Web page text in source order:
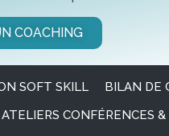
COACHING
SOFT SKILL BILAN DE
ATELIERS CONFÉRENCES